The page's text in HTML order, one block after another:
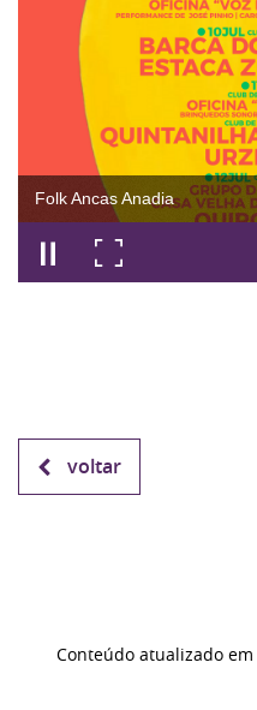
Folk Ancas Anadia
voltar
Conteúdo atualizado em